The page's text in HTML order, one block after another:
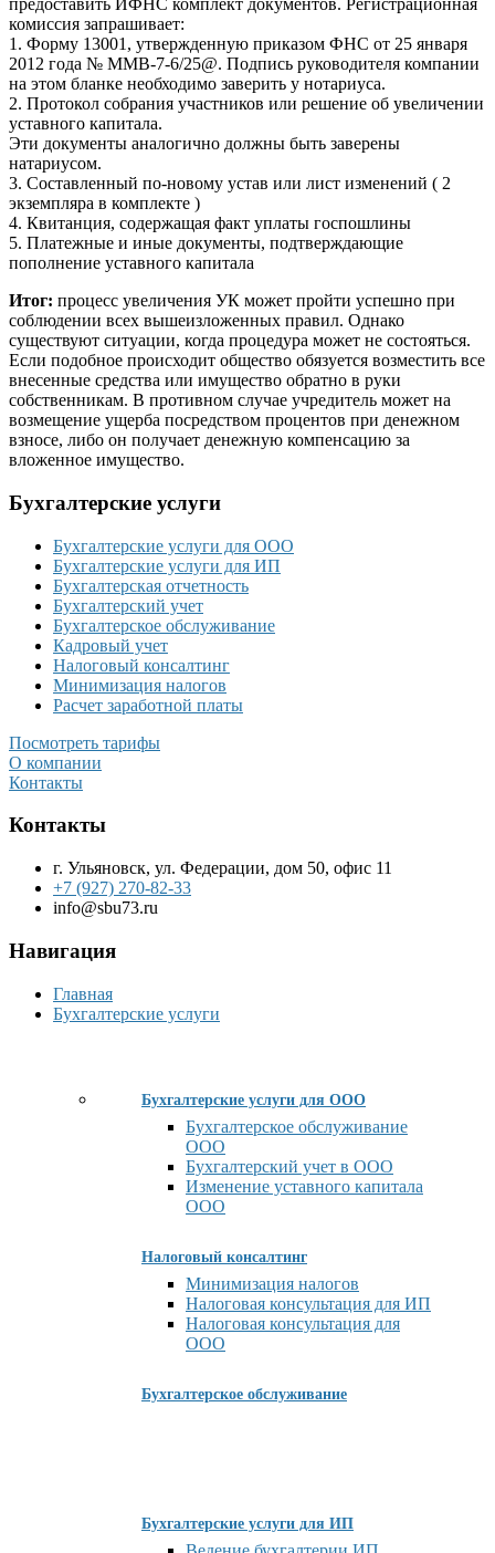
предоставить ИФНС комплект документов. Регистрационная
комиссия запрашивает:
1. Форму 13001, утвержденную приказом ФНС от 25 января
2012 года № ММВ-7-6/25@. Подпись руководителя компании
на этом бланке необходимо заверить у нотариуса.
2. Протокол собрания участников или решение об увеличении
уставного капитала.
Эти документы аналогично должны быть заверены
натариусом.
3. Составленный по-новому устав или лист изменений ( 2
экземпляра в комплекте )
4. Квитанция, содержащая факт уплаты госпошлины
5. Платежные и иные документы, подтверждающие
пополнение уставного капитала
Итог: процесс увеличения УК может пройти успешно при
соблюдении всех вышеизложенных правил. Однако
существуют ситуации, когда процедура может не состояться.
Если подобное происходит общество обязуется возместить все
внесенные средства или имущество обратно в руки
собственникам. В противном случае учредитель может на
возмещение ущерба посредством процентов при денежном
взносе, либо он получает денежную компенсацию за
вложенное имущество.
Бухгалтерские услуги
Бухгалтерские услуги для ООО
Бухгалтерские услуги для ИП
Бухгалтерская отчетность
Бухгалтерский учет
Бухгалтерское обслуживание
Кадровый учет
Налоговый консалтинг
Минимизация налогов
Расчет заработной платы
Посмотреть тарифы
О компании
Контакты
Контакты
г. Ульяновск, ул. Федерации, дом 50, офис 11
+7 (927) 270-82-33
info@sbu73.ru
Навигация
Главная
Бухгалтерские услуги
Бухгалтерские услуги для ООО
Бухгалтерское обслуживание
ООО
Бухгалтерский учет в ООО
Изменение уставного капитала
ООО
Налоговый консалтинг
Минимизация налогов
Налоговая консультация для ИП
Налоговая консультация для
ООО
Бухгалтерское обслуживание
Бухгалтерские услуги для ИП